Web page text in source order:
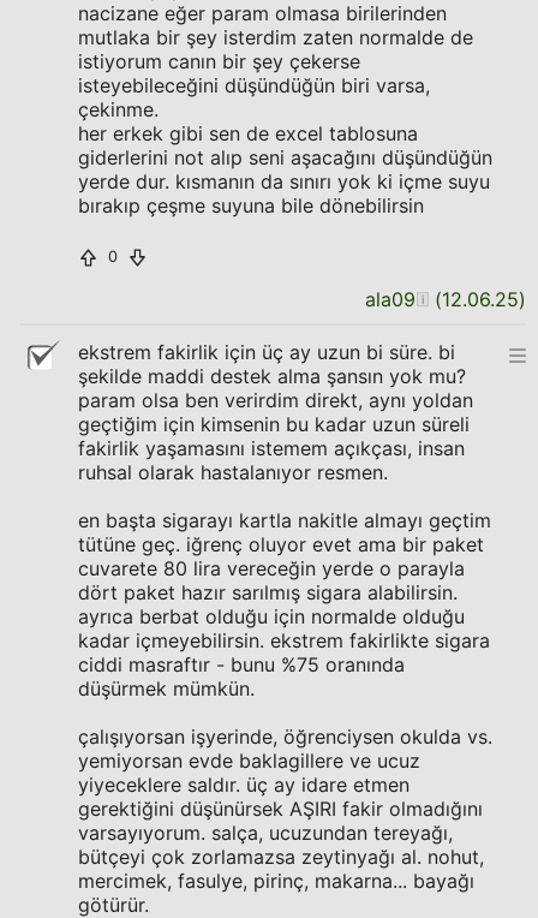
nacizane eğer param olmasa birilerinden
mutlaka bir şey isterdim zaten normalde de
istiyorum canın bir şey çekerse
isteyebileceğini düşündüğün biri varsa,
çekinme.
her erkek gibi sen de excel tablosuna
giderlerini not alıp seni aşacağını düşündüğün
yerde dur. kısmanın da sınırı yok ki içme suyu
bırakıp çeşme suyuna bile dönebilirsin
0
ala09 (12.06.25)
ekstrem fakirlik için üç ay uzun bi süre. bi
şekilde maddi destek alma şansın yok mu?
param olsa ben verirdim direkt, aynı yoldan
geçtiğim için kimsenin bu kadar uzun süreli
fakirlik yaşamasını istemem açıkçası, insan
ruhsal olarak hastalanıyor resmen.
en başta sigarayı kartla nakitle almayı geçtim
tütüne geç. iğrenç oluyor evet ama bir paket
cuvarete 80 lira vereceğin yerde o parayla
dört paket hazır sarılmış sigara alabilirsin.
ayrıca berbat olduğu için normalde olduğu
kadar içmeyebilirsin. ekstrem fakirlikte sigara
ciddi masraftır - bunu %75 oranında
düşürmek mümkün.
çalışıyorsan işyerinde, öğrenciysen okulda vs.
yemiyorsan evde baklagillere ve ucuz
yiyeceklere saldır. üç ay idare etmen
gerektiğini düşünürsek AŞIRI fakir olmadığını
varsayıyorum. salça, ucuzundan tereyağı,
bütçeyi çok zorlamazsa zeytinyağı al. nohut,
mercimek, fasulye, pirinç, makarna... bayağı
götürür.